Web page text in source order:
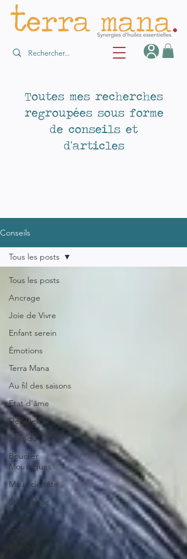
Toutes mes recherches
regroupées sous forme
de conseils et
d'articles
Conseils
Tous les posts
Ancrage
Joie de Vivre
Enfant serein
Émotions
Terra Mana
Au fil des saisons
Etat d'âme
Des News !
Soin du corps
Bouclier
Moustiques
Maux de tête
Stop tabac
Equilibre
émotionnel
Tous les posts